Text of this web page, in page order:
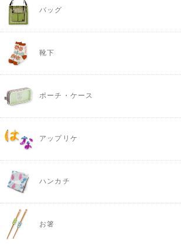
バッグ
靴下
ポーチ・ケース
アップリケ
ハンカチ
お箸